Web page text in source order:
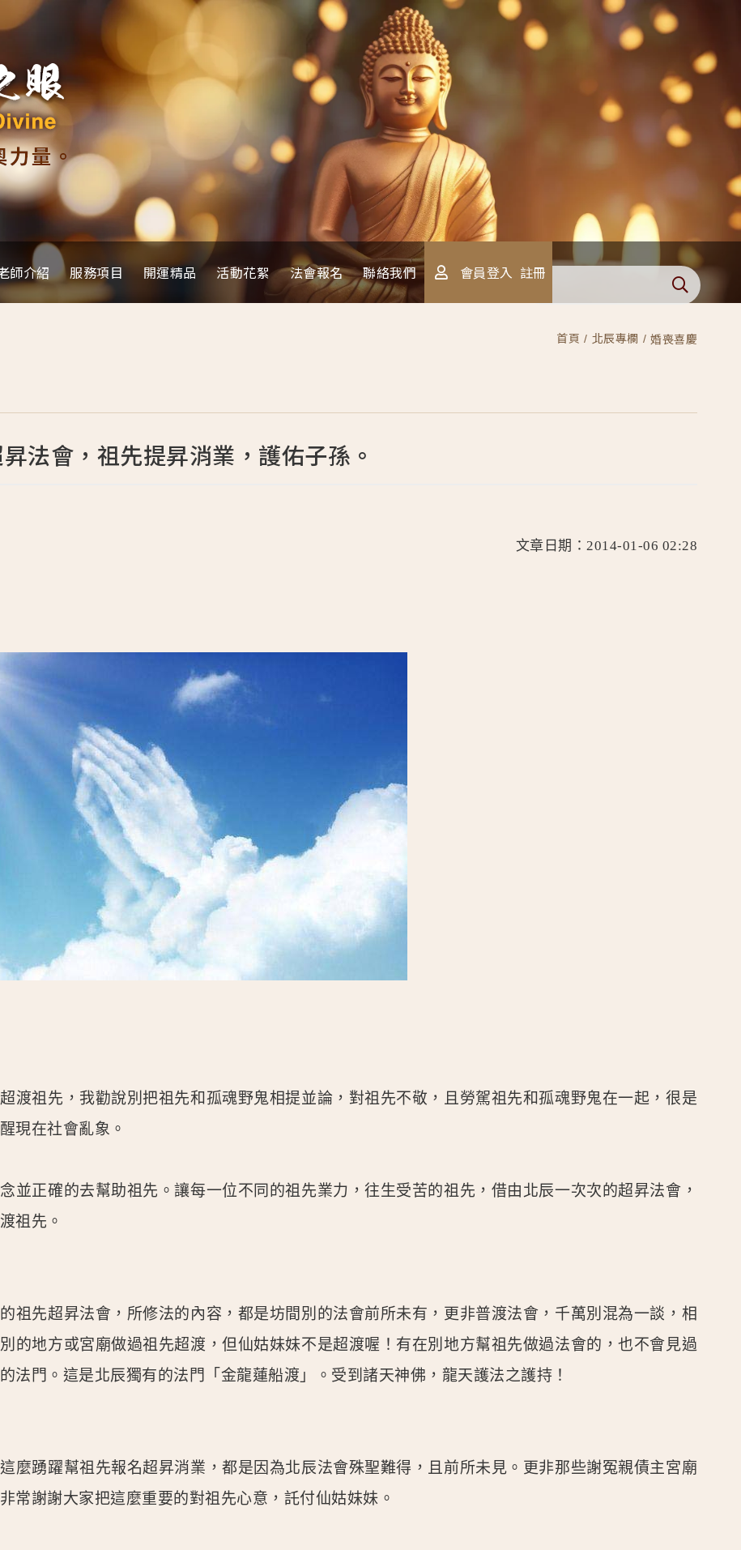
師介紹 服務項目 開運精品 活動花絮 法會報名 聯絡我們 會員登入 註冊
首頁 北辰專欄 婚喪喜慶
法會，祖先提昇消業，護佑子孫。
文章日期：2014-01-06 02:28
渡祖先，我勸說別把祖先和孤魂野鬼相提並論，對祖先不敬，且勞駕祖先和孤魂野鬼在一起，很是
現在社會亂象。
並正確的去幫助祖先。讓每一位不同的祖先業力，往生受苦的祖先，借由北辰一次次的超昇法會，
祖先。
祖先超昇法會，所修法的內容，都是坊間別的法會前所未有，更非普渡法會，千萬別混為一談，相
的地方或宮廟做過祖先超渡，但仙姑妹妹不是超渡喔！有在別地方幫祖先做過法會的，也不會見過
法門。這是北辰獨有的法門「金龍蓮船渡」。受到諸天神佛，龍天護法之護持！
麼踴躍幫祖先報名超昇消業，都是因為北辰法會殊聖難得，且前所未見。更非那些謝冤親債主宮廟
常謝謝大家把這麼重要的對祖先心意，託付仙姑妹妹。